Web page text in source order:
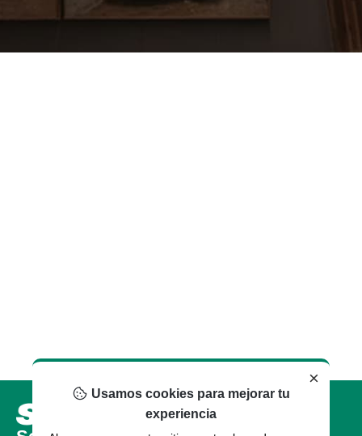
×
Usamos cookies para mejorar tu
experiencia